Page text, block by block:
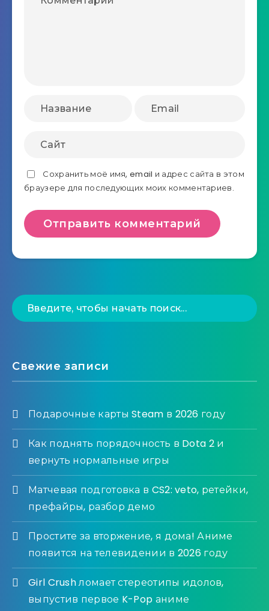
Сохранить моё имя, email и адрес сайта в этом
браузере для последующих моих комментариев.
Свежие записи
Подарочные карты Steam в 2026 году
Как поднять порядочность в Dota 2 и
вернуть нормальные игры
Матчевая подготовка в CS2: veto, ретейки,
префайры, разбор демо
Простите за вторжение, я дома! Аниме
появится на телевидении в 2026 году
Girl Crush ломает стереотипы идолов,
выпустив первое K-Pop аниме